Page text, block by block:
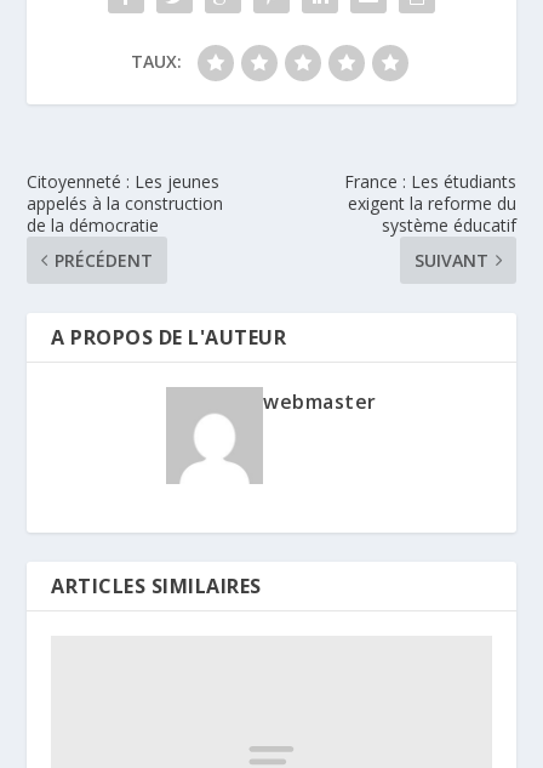
TAUX:
Citoyenneté : Les jeunes
appelés à la construction
de la démocratie
PRÉCÉDENT
France : Les étudiants
exigent la reforme du
système éducatif
SUIVANT
A PROPOS DE L'AUTEUR
webmaster
ARTICLES SIMILAIRES